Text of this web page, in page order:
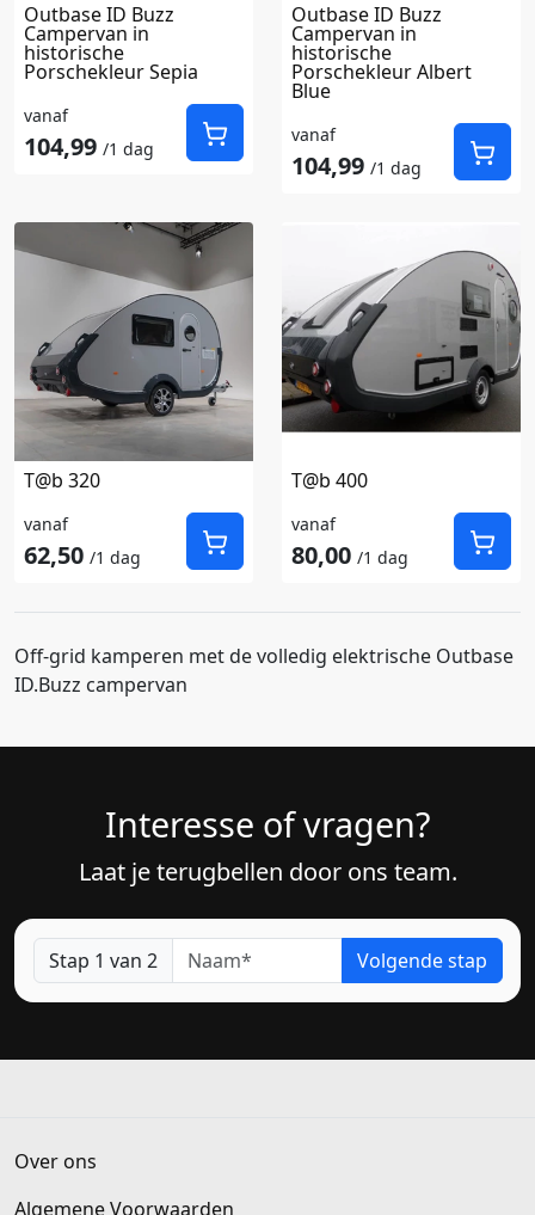
Outbase ID Buzz
Campervan in
historische
Porschekleur Sepia
vanaf
104,99 /1 dag
In Winkelwagen
Outbase ID Buzz
Campervan in
historische
Porschekleur Albert
Blue
vanaf
104,99 /1 dag
T@b 320
vanaf
62,50 /1 dag
T@b 400
vanaf
80,00 /1 dag
Off-grid kamperen met de volledig elektrische Outbase
ID.Buzz campervan
Interesse of vragen?
Laat je terugbellen door ons team.
Stap 1 van 2
Naam Volgende stap
Over ons
Algemene Voorwaarden